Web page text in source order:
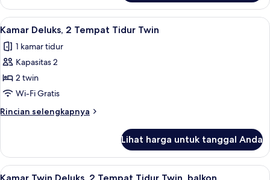
Kamar
Deluks,
1
Tidur
Queen,
Lihat
semua
foto
untuk
Kamar
Deluks,
2
Tempat
Twin
Kamar Deluks, 2 Tempat Tidur Twin
1
Kamar Deluks, 2 Tempat Tidur Twin
1 kamar tidur
Kapasitas 2
2 twin
Wi-Fi Gratis
Rincian selengkapnya
Rincian
Kamar
Deluks,
2
Lihat harga untuk tanggal Anda
Lihat
Kamar Twin Deluks, 2 Tempat Tidur
1